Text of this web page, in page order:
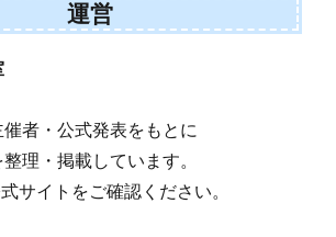
運営
者・公式発表をもとに
理・掲載しています。
サイトをご確認ください。